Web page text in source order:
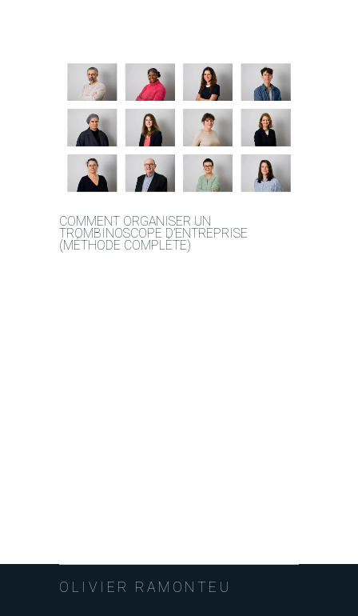
COMMENT ORGANISER UN
TROMBINOSCOPE D’ENTREPRISE
(MÉTHODE COMPLÈTE)
OLIVIER RAMONTEU